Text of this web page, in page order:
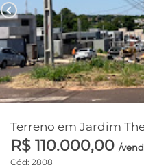
chevron_left
R$ 110.000,00/
Cód: 2808